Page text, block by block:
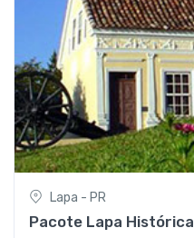
Lapa - PR
Pacote Lapa Histórica